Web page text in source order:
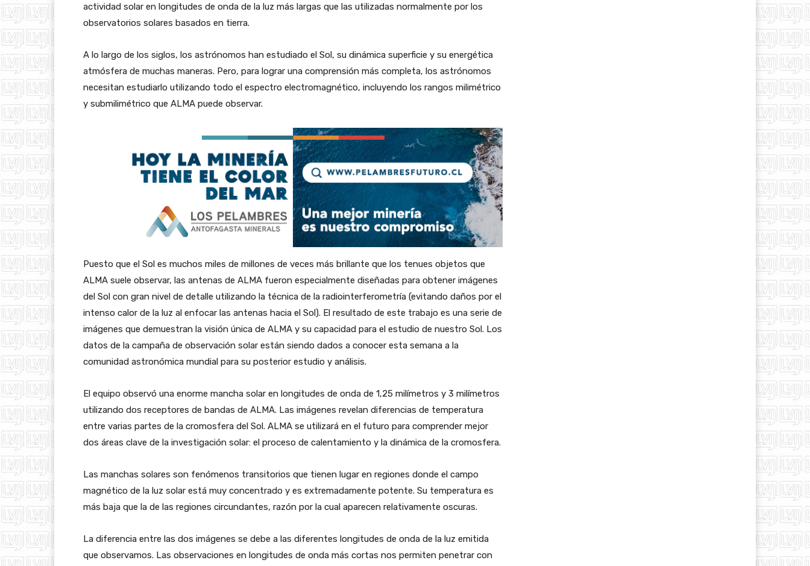
actividad solar en longitudes de onda de la luz más largas que las utilizadas normalmente por los
observatorios solares basados en tierra.
A lo largo de los siglos, los astrónomos han estudiado el Sol, su dinámica superficie y su energética
atmósfera de muchas maneras. Pero, para lograr una comprensión más completa, los astrónomos
necesitan estudiarlo utilizando todo el espectro electromagnético, incluyendo los rangos milimétrico
y submilimétrico que ALMA puede observar.
Puesto que el Sol es muchos miles de millones de veces más brillante que los tenues objetos que
ALMA suele observar, las antenas de ALMA fueron especialmente diseñadas para obtener imágenes
del Sol con gran nivel de detalle utilizando la técnica de la radiointerferometría (evitando daños por el
intenso calor de la luz al enfocar las antenas hacia el Sol). El resultado de este trabajo es una serie de
imágenes que demuestran la visión única de ALMA y su capacidad para el estudio de nuestro Sol. Los
datos de la campaña de observación solar están siendo dados a conocer esta semana a la
comunidad astronómica mundial para su posterior estudio y análisis.
El equipo observó una enorme mancha solar en longitudes de onda de 1,25 milímetros y 3 milímetros
utilizando dos receptores de bandas de ALMA. Las imágenes revelan diferencias de temperatura
entre varias partes de la cromosfera del Sol. ALMA se utilizará en el futuro para comprender mejor
dos áreas clave de la investigación solar: el proceso de calentamiento y la dinámica de la cromosfera.
Las manchas solares son fenómenos transitorios que tienen lugar en regiones donde el campo
magnético de la luz solar está muy concentrado y es extremadamente potente. Su temperatura es
más baja que la de las regiones circundantes, razón por la cual aparecen relativamente oscuras.
La diferencia entre las dos imágenes se debe a las diferentes longitudes de onda de la luz emitida
que observamos. Las observaciones en longitudes de onda más cortas nos permiten penetrar con